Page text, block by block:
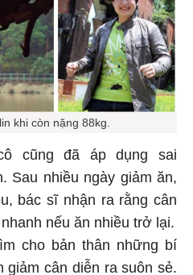
khi còn nặng 88kg.
cũng đã áp dụng sai
Sau nhiều ngày giảm ăn,
bác sĩ nhận ra rằng cân
nếu ăn nhiều trở lại.
cho bản thân những bí
cân diễn ra suôn sẻ.